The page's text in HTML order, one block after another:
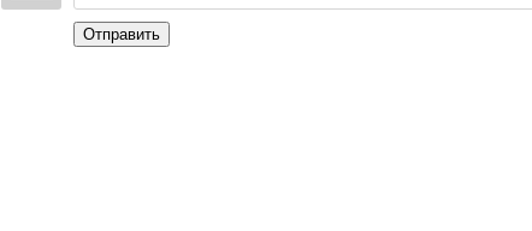
Отправить